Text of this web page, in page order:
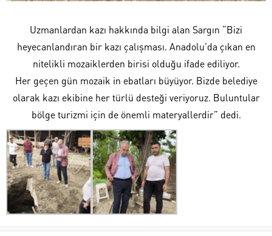
Uzmanlardan kazı hakkında bilgi alan Sargın “Bizi
heyecanlandıran bir kazı çalışması. Anadolu’da çıkan en
nitelikli mozaiklerden birisi olduğu ifade ediliyor.
Her geçen gün mozaik in ebatları büyüyor. Bizde belediye
olarak kazı ekibine her türlü desteği veriyoruz. Buluntular
bölge turizmi için de önemli materyallerdir” dedi.